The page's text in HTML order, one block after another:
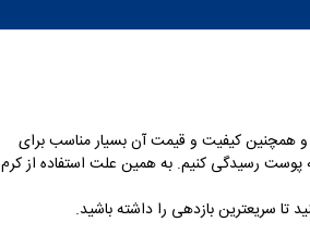
داشته و همچنین کیفیت و قیمت آن بسیار مناسب برای
رسیدگی کنیم. به همین علت استفاده از کرم
تا سریعترین بازدهی را داشته باشید.